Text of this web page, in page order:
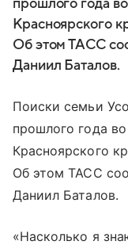
прошлого года
Красноярского
Об этом ТАСС
Даниил Баталов.
Поиски семьи
прошлого года
Красноярского
Об этом ТАСС
Даниил Баталов.
«Насколько я